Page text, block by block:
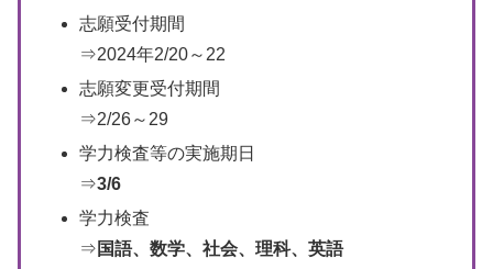
志願受付期間
⇒2024年2/20～22
志願変更受付期間
⇒2/26～29
学力検査等の実施期日
⇒3/6
学力検査
⇒ 国語、数学、社会、理科、英語